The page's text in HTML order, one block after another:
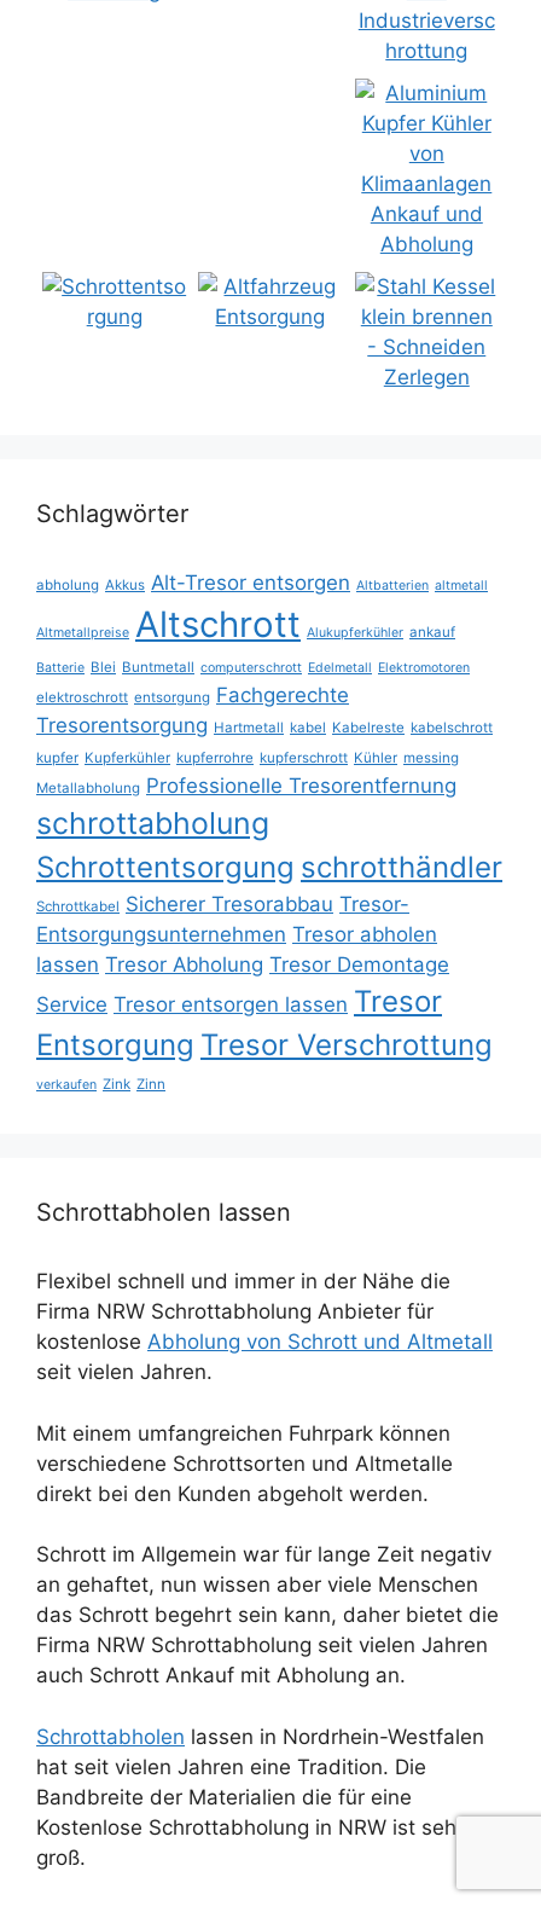
Schlagwörter
abholung Akkus Alt-Tresor entsorgen Altbatterien altmetall
Altmetallpreise Altschrott Alukupferkühler ankauf
Batterie Blei Buntmetall computerschrott Edelmetall Elektromotoren
elektroschrott entsorgung Fachgerechte
Tresorentsorgung Hartmetall kabel Kabelreste kabelschrott
kupfer Kupferkühler kupferrohre kupferschrott Kühler messing
Metallabholung Professionelle Tresorentfernung
schrottabholung
Schrottentsorgung schrotthändler
Schrottkabel Sicherer Tresorabbau Tresor-
Entsorgungsunternehmen Tresor abholen
lassen Tresor Abholung Tresor Demontage
Service Tresor entsorgen lassen Tresor
Entsorgung Tresor Verschrottung
verkaufen Zink Zinn
Schrottabholen lassen
Flexibel schnell und immer in der Nähe die
Firma NRW Schrottabholung Anbieter für
kostenlose Abholung von Schrott und Altmetall
seit vielen Jahren.
Mit einem umfangreichen Fuhrpark können
verschiedene Schrottsorten und Altmetalle
direkt bei den Kunden abgeholt werden.
Schrott im Allgemein war für lange Zeit negativ
an gehaftet, nun wissen aber viele Menschen
das Schrott begehrt sein kann, daher bietet die
Firma NRW Schrottabholung seit vielen Jahren
auch Schrott Ankauf mit Abholung an.
Schrottabholen lassen in Nordrhein-Westfalen
hat seit vielen Jahren eine Tradition. Die
Bandbreite der Materialien die für eine
Kostenlose Schrottabholung in NRW ist sehr
groß.